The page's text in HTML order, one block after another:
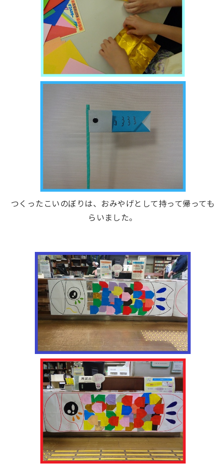
つくったこいのぼりは、おみやげとして持って帰っても
らいました。